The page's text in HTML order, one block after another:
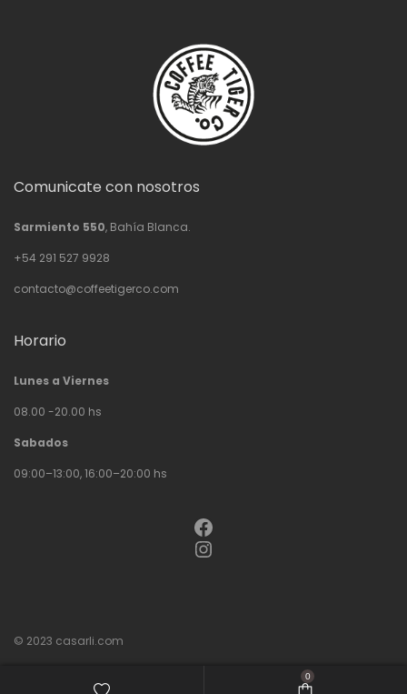
Comunicate con nosotros
Sarmiento 550, Bahía Blanca.
+54 291 527 9928
contacto@coffeetigerco.com
Horario
Lunes a Viernes
08.00 -20.00 hs
Sabados
09:00–13:00, 16:00–20:00 hs
Facebook
Instagram
© 2023 casarli.com
0